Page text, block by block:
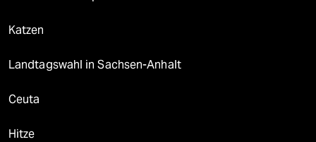
Katzen
Landtagswahl in Sachsen-Anhalt
Ceuta
Hitze